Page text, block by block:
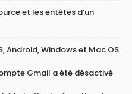
et les entêtes d’un
Android, Windows et Mac OS
Gmail a été désactivé